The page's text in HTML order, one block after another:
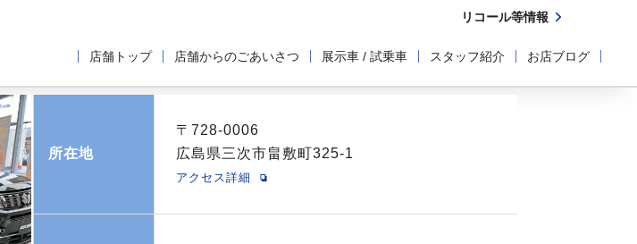
店舗トップ 店舗からのごあいさつ 展示車 / 試乗車 スタッフ紹介 お店ブログ
リコール等情報
所在地
〒728-0006
広島県三次市畠敷町325-1
アクセス詳細